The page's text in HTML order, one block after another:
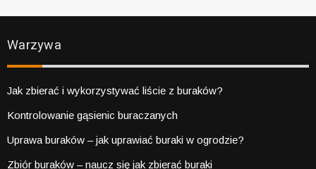
Warzywa
Jak zbierać i wykorzystywać liście z buraków?
Kontrolowanie gąsienic buraczanych
Uprawa buraków – jak uprawiać buraki w ogrodzie?
Zbiór buraków – naucz się jak zbierać buraki